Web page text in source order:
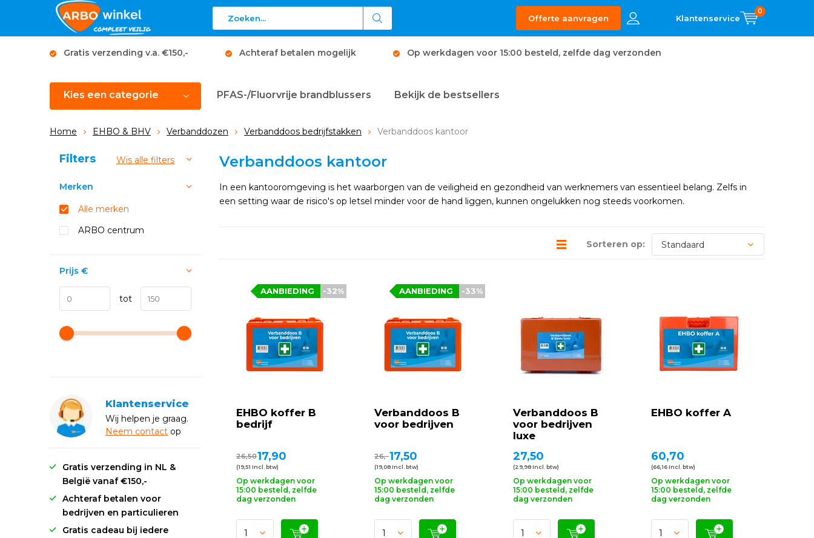
Offerte aanvragen
0
Gratis verzending v.a. €150,- Achteraf betalen mogelijk Op werkdagen voor 15:00 besteld, zelfde dag verzonden
Kies een categorie PFAS-/Fluorvrije brandblussers Bekijk de bestsellers
Home EHBO & BHV Verbanddozen Verbanddoos bedrijfstakken Verbanddoos kantoor
Verbanddoos kantoor
In een kantooromgeving is het waarborgen van de veiligheid en gezondheid van werknemers van essentieel belang. Zelfs in
een setting waar de risico's op letsel minder voor de hand liggen, kunnen ongelukken nog steeds voorkomen.
Sorteren op:
EHBO koffer B
bedrijf
-32%
AANBIEDING
26,5017,90
(19,51 Incl. btw)
Op werkdagen voor
15:00 besteld, zelfde
dag verzonden
Verbanddoos B
voor bedrijven
-33%
AANBIEDING
26,-17,50
(19,08 Incl. btw)
Op werkdagen voor
15:00 besteld, zelfde
dag verzonden
Verbanddoos B
voor bedrijven
luxe
27,50
(29,98 Incl. btw)
Op werkdagen voor
15:00 besteld, zelfde
dag verzonden
EHBO koffer A
60,70
(66,16 Incl. btw)
Op werkdagen voor
15:00 besteld, zelfde
dag verzonden
Sorteren op:
Filters Wis alle filters
Merken
Alle merken
ARBO centrum
Prijs €
tot
Klantenservice
Wij helpen je graag.
Neem contact op
Gratis verzending in NL &
België vanaf €150,-
Achteraf betalen voor
bedrijven en particulieren
Gratis cadeau bij iedere